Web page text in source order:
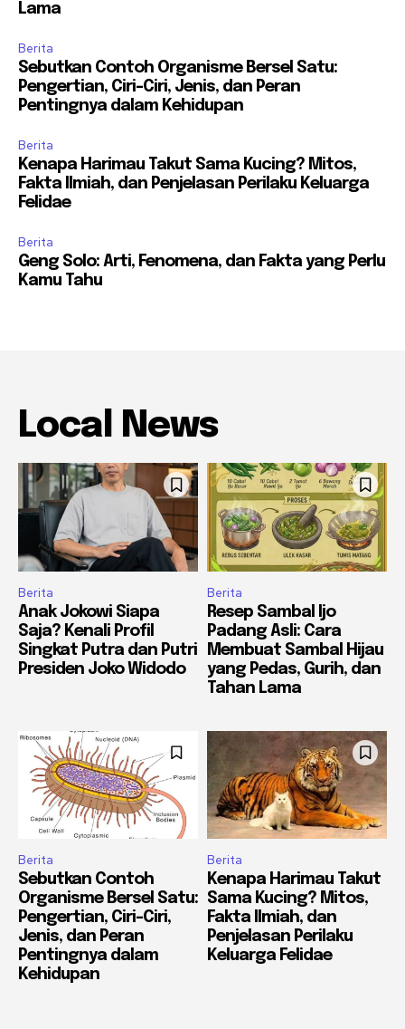
Lama
Berita
Sebutkan Contoh Organisme Bersel Satu:
Pengertian, Ciri-Ciri, Jenis, dan Peran
Pentingnya dalam Kehidupan
Berita
Kenapa Harimau Takut Sama Kucing? Mitos,
Fakta Ilmiah, dan Penjelasan Perilaku Keluarga
Felidae
Berita
Geng Solo: Arti, Fenomena, dan Fakta yang Perlu
Kamu Tahu
Local News
Berita
Anak Jokowi Siapa
Saja? Kenali Profil
Singkat Putra dan Putri
Presiden Joko Widodo
Berita
Resep Sambal Ijo
Padang Asli: Cara
Membuat Sambal Hijau
yang Pedas, Gurih, dan
Tahan Lama
Berita
Sebutkan Contoh
Organisme Bersel Satu:
Pengertian, Ciri-Ciri,
Jenis, dan Peran
Pentingnya dalam
Kehidupan
Berita
Kenapa Harimau Takut
Sama Kucing? Mitos,
Fakta Ilmiah, dan
Penjelasan Perilaku
Keluarga Felidae